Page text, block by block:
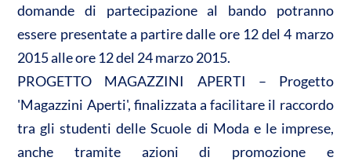
domande di partecipazione al bando potranno
essere presentate a partire dalle ore 12 del 4 marzo
2015 alle ore 12 del 24 marzo 2015.
PROGETTO MAGAZZINI APERTI – Progetto
'Magazzini Aperti', finalizzata a facilitare il raccordo
tra gli studenti delle Scuole di Moda e le imprese,
anche tramite azioni di promozione e